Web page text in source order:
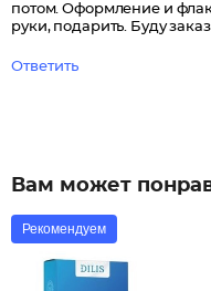
потом. Оформление и
руки, подарить. Буду
Ответить
Вам может
Рекомендуем